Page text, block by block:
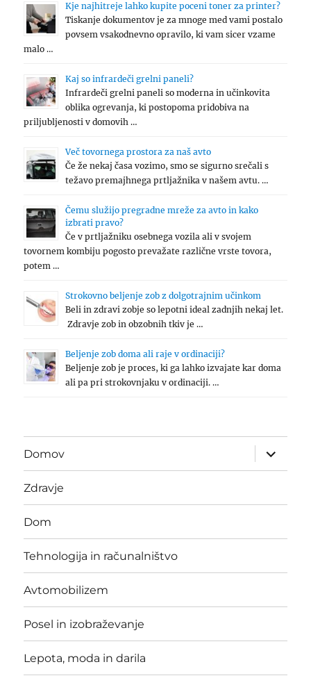
Kje najhitreje lahko kupite poceni toner za printer?
Tiskanje dokumentov je za mnoge med vami postalo
povsem vsakodnevno opravilo, ki vam sicer vzame
malo …
Kaj so infrardeči grelni paneli?
Infrardeči grelni paneli so moderna in učinkovita
oblika ogrevanja, ki postopoma pridobiva na
priljubljenosti v domovih …
Več tovornega prostora za naš avto
Če že nekaj časa vozimo, smo se sigurno srečali s
težavo premajhnega prtljažnika v našem avtu. …
Čemu služijo pregradne mreže za avto in kako
izbrati pravo?
Če v prtljažniku osebnega vozila ali v svojem
tovornem kombiju pogosto prevažate različne vrste tovora,
potem …
Strokovno beljenje zob z dolgotrajnim učinkom
Beli in zdravi zobje so lepotni ideal zadnjih nekaj let.
Zdravje zob in obzobnih tkiv je …
Beljenje zob doma ali raje v ordinaciji?
Beljenje zob je proces, ki ga lahko izvajate kar doma
ali pa pri strokovnjaku v ordinaciji. …
Domov
expand
child
menu
Zdravje
Dom
Tehnologija in računalništvo
Avtomobilizem
Posel in izobraževanje
Lepota, moda in darila